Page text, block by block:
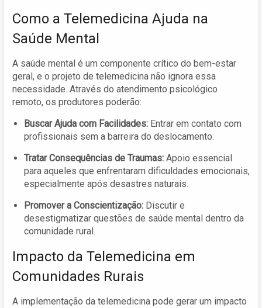
Como a Telemedicina Ajuda na
Saúde Mental
A saúde mental é um componente crítico do bem-estar
geral, e o projeto de telemedicina não ignora essa
necessidade. Através do atendimento psicológico
remoto, os produtores poderão:
Buscar Ajuda com Facilidades: Entrar em contato com
profissionais sem a barreira do deslocamento.
Tratar Consequências de Traumas: Apoio essencial
para aqueles que enfrentaram dificuldades emocionais,
especialmente após desastres naturais.
Promover a Conscientização: Discutir e
desestigmatizar questões de saúde mental dentro da
comunidade rural.
Impacto da Telemedicina em
Comunidades Rurais
A implementação da telemedicina pode gerar um impacto